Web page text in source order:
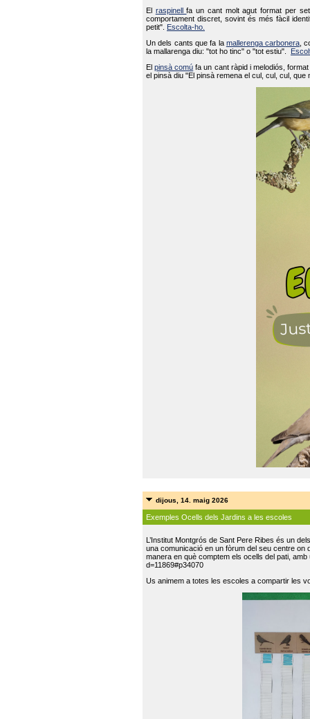
El raspinellfa un cant molt agut format per
comportament discret, sovint és més fàcil
petit".
Escolta-ho.
Un dels cants que fa la mallerenga carbonera ,
la mallarenga diu: "tot ho tinc" o "tot estiu".
Elpinsà comú fa un cant ràpid i melodiós,
el pinsà diu "El pinsà remena el cul, cul, cul,
dijous, 14. maig 2026
Exemples Ocells dels Jardins a les escoles
L’Institut Montgrós de Sant Pere Ribes és un
una comunicació en un fòrum del seu centre on
manera en què comptem els ocells del pati,
d=11869#p34070
Us animem a totes les escoles a compartir les